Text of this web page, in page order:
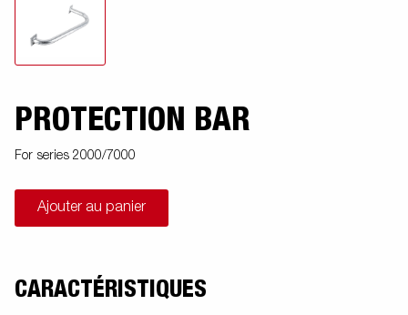
PROTECTION BAR
For series 2000/7000
Ajouter au panier
CARACTÉRISTIQUES